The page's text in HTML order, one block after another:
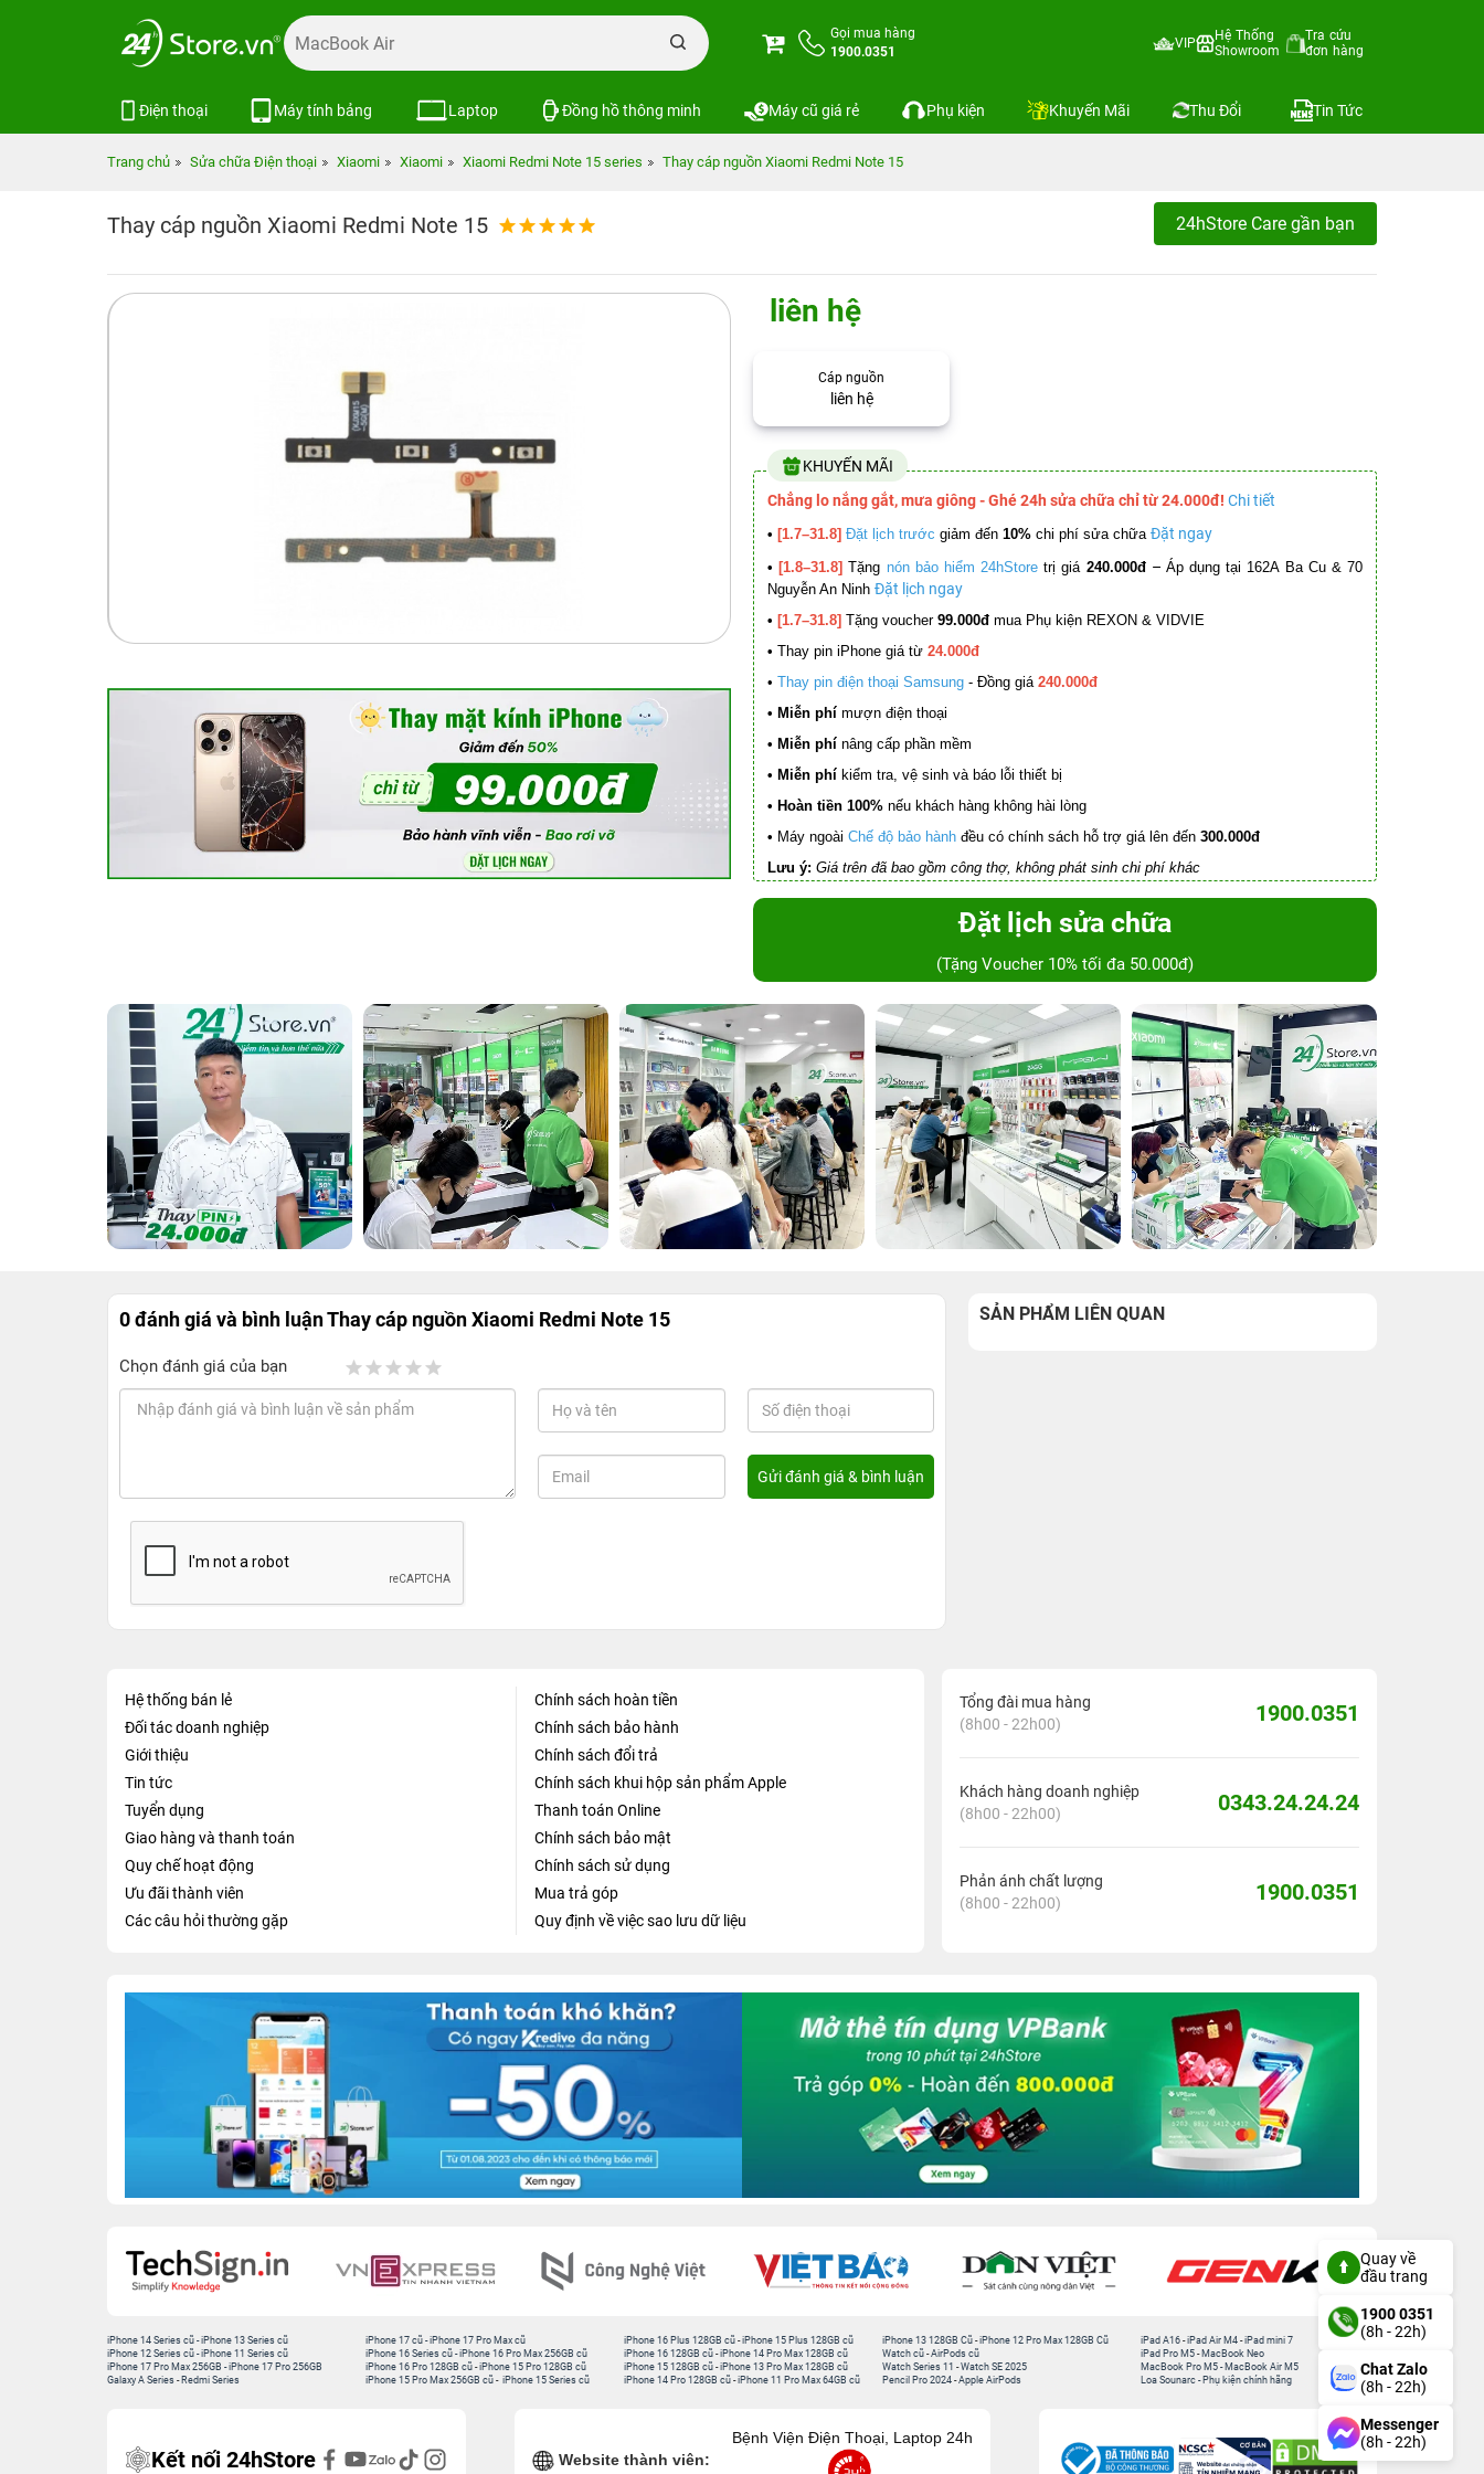
Gọi mua hàng
1900.0351
VIP
Hệ Thống
Showroom
Tra cứu
đơn hàng
Điện thoại Máy tính bảng Laptop Đồng hồ thông minh Máy cũ giá rẻ Phụ kiện Khuyến Mãi Thu Đổi Tin Tức
Trang chủ Sửa chữa Điện thoại Xiaomi Xiaomi Xiaomi Redmi Note 15 series Thay cáp nguồn Xiaomi Redmi Note 15
Thay cáp nguồn Xiaomi Redmi Note 15 24hStore Care gần bạn
liên hệ
Cáp nguồn
liên hệ
KHUYẾN MÃI
Chẳng lo nắng gắt, mưa giông - Ghé 24h sửa chữa chỉ từ 24.000đ! Chi tiết
• [1.7–31.8] Đặt lịch trước giảm đến 10% chi phí sửa chữa Đặt ngay
• [1.8–31.8] Tặng nón bảo hiểm 24hStore trị giá 240.000đ – Áp dụng tại 162A Ba Cu & 70
Nguyễn An Ninh Đặt lịch ngay
• [1.7–31.8] Tặng voucher 99.000đ mua Phụ kiện REXON & VIDVIE
• Thay pin iPhone giá từ 24.000đ
• Thay pin điện thoại Samsung - Đồng giá 240.000đ
• Miễn phí mượn điện thoại
• Miễn phí nâng cấp phần mềm
• Miễn phí kiểm tra, vệ sinh và báo lỗi thiết bị
• Hoàn tiền 100% nếu khách hàng không hài lòng
• Máy ngoài Chế độ bảo hành đều có chính sách hỗ trợ giá lên đến 300.000đ
Lưu ý: Giá trên đã bao gồm công thợ, không phát sinh chi phí khác
Đặt lịch sửa chữa
(Tặng Voucher 10% tối đa 50.000đ)
0 đánh giá và bình luậnThay cáp nguồn Xiaomi Redmi Note 15
Chọn đánh giá của bạn
SẢN PHẨM LIÊN QUAN
Hệ thống bán lẻ
Đối tác doanh nghiệp
Giới thiệu
Tin tức
Tuyển dụng
Giao hàng và thanh toán
Quy chế hoạt động
Ưu đãi thành viên
Các câu hỏi thường gặp
Chính sách hoàn tiền
Chính sách bảo hành
Chính sách đổi trả
Chính sách khui hộp sản phẩm Apple
Thanh toán Online
Chính sách bảo mật
Chính sách sử dụng
Mua trả góp
Quy định về việc sao lưu dữ liệu
Tổng đài mua hàng
(8h00 - 22h00)
1900.0351
Khách hàng doanh nghiệp
(8h00 - 22h00)
0343.24.24.24
Phản ánh chất lượng
(8h00 - 22h00)
1900.0351
iPhone 14 Series cũ -iPhone 13 Series cũ
iPhone 12 Series cũ -iPhone 11 Series cũ
iPhone 17 Pro Max 256GB -iPhone 17 Pro 256GB
Galaxy A Series - Redmi Series
iPhone 17 cũ -iPhone 17 Pro Max cũ
iPhone 16 Series cũ - iPhone 16 Pro Max 256GB cũ
iPhone 16 Pro 128GB cũ -iPhone 15 Pro 128GB cũ
iPhone 15 Pro Max 256GB cũ - iPhone 15 Series cũ
iPhone 16 Plus 128GB cũ -iPhone 15 Plus 128GB cũ
iPhone 16 128GB cũ -iPhone 14 Pro Max 128GB cũ
iPhone 15 128GB cũ -iPhone 13 Pro Max 128GB cũ
iPhone 14 Pro 128GB cũ -iPhone 11 Pro Max 64GB cũ
iPhone 13 128GB Cũ -iPhone 12 Pro Max 128GB Cũ
Watch cũ -AirPods cũ
Watch Series 11 -Watch SE 2025
Pencil Pro 2024 -Apple AirPods
iPad A16 -iPad Air M4 -iPad mini 7
iPad Pro M5 - MacBook Neo
MacBook Pro M5 - MacBook Air M5
Loa Sounarc - Phụ kiện chính hãng
Kết nối 24hStore Website thành viên:
Bệnh Viện Điện Thoại, Laptop 24h
Quay về
đầu trang
1900 0351
(8h - 22h)
Chat Zalo
(8h - 22h)
Messenger
(8h - 22h)